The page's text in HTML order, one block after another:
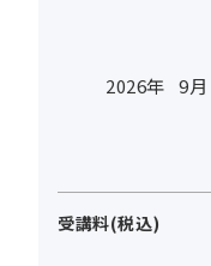
2026年 9月
受講料(税込)